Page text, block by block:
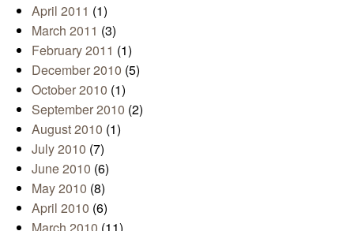
April 2011 (1)
March 2011 (3)
February 2011 (1)
December 2010 (5)
October 2010 (1)
September 2010 (2)
August 2010 (1)
July 2010 (7)
June 2010 (6)
May 2010 (8)
April 2010 (6)